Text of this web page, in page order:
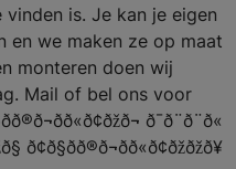
is. Je kan je eigen
en we maken ze op maat
monteren doen wij
Mail of bel ons voor
ð¯ð¨ð¨ð«
ð¢ð§ðð®ð¬ð­ð«ð¢ðžðžð¥